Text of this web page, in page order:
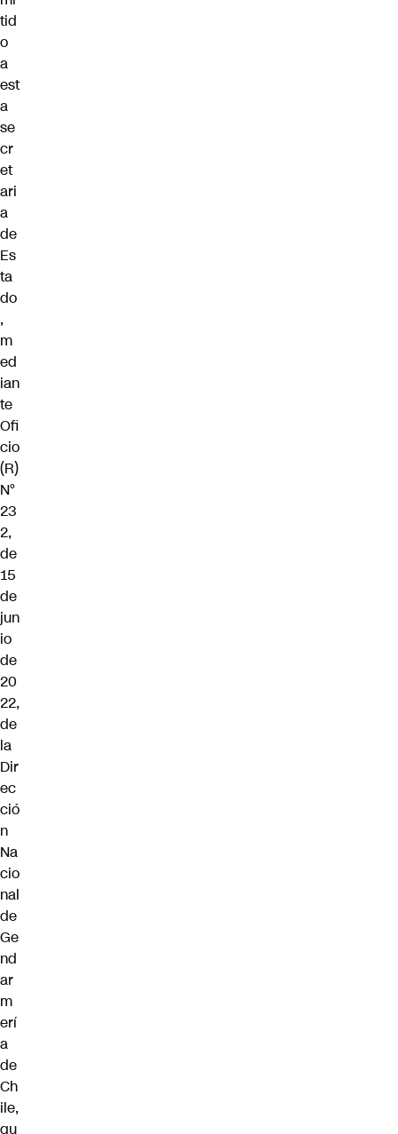
tid
o
a
est
a
se
cr
et
ari
a
de
Es
ta
do
,
m
ed
ian
te
Ofi
cio
(R)
N°
23
2,
de
15
de
jun
io
de
20
22,
de
la
Dir
ec
ció
n
Na
cio
nal
de
Ge
nd
ar
m
erí
a
de
Ch
ile,
qu